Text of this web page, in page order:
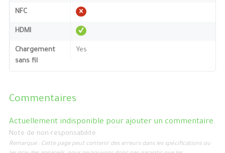
NFC
HDMI
Chargement
sans fil
Yes
Commentaires
Actuellement indisponible pour ajouter un commentaire.
Note de non-responsabilité
Remarque : Cette page peut contenir des erreurs dans les spécifications ou